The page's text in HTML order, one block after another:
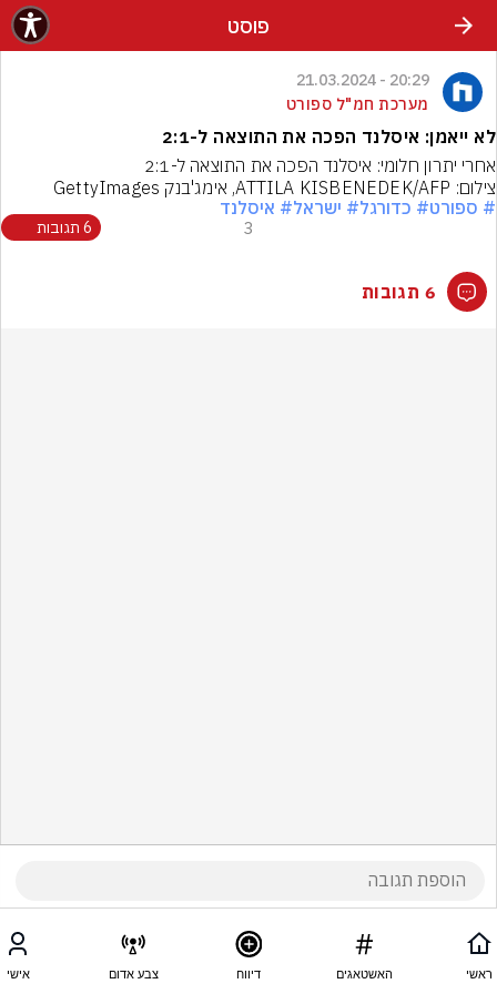
פוסט
20:29 - 21.03.2024
מערכת חמ"ל ספורט
לא ייאמן: איסלנד הפכה את התוצאה ל-2:1
אחרי יתרון חלומי: איסלנד הפכה את התוצאה ל-2:1
צילום: ATTILA KISBENEDEK/AFP, אימג'בנק GettyImages
# ספורט# כדורגל# ישראל# איסלנד
3 6 תגובות
6 תגובות
ראשי האשטאגים דיווח צבע אדום אישי